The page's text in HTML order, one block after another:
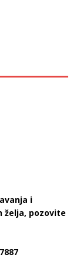
i
želja, pozovite